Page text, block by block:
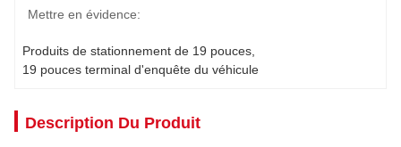
Mettre en évidence:
Produits de stationnement de 19 pouces
19 pouces terminal d'enquête du véhicule
Description Du Produit